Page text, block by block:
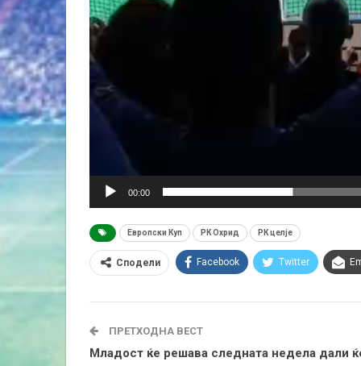
00:00
Европски Куп РК Охрид РК целје
Сподели Facebook Twitter
ПРЕТХОДНА ВЕСТ
Младост ќе решава следната недела дали